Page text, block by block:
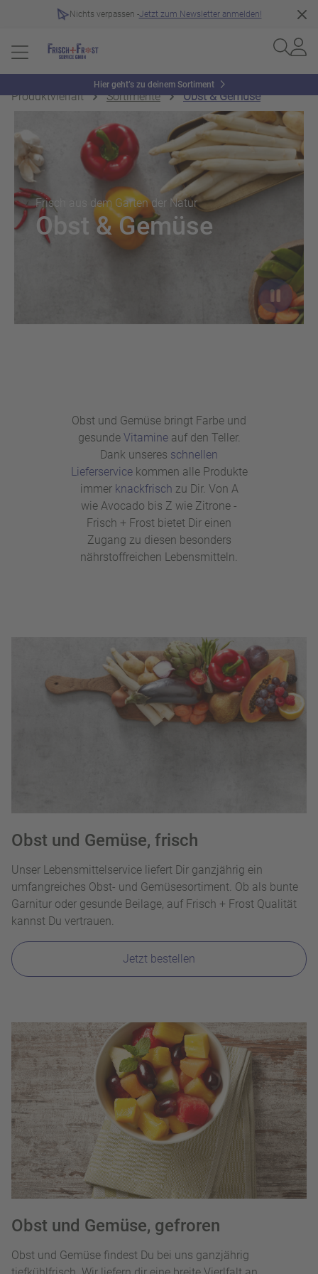
Nichts verpassen -Jetzt zum Newsletter anmelden!
Hier geht’s zu deinem Sortiment
Produktvielfalt Sortimente
Obst & Gemüse
Frisch aus dem Garten der Natur
Obst & Gemüse
Obst und Gemüse bringt Farbe und
gesunde Vitamineauf den Teller.
Dank unseres schnellen
Lieferservicekommen alle Produkte
immer knackfrisch zu Dir. Von A
wie Avocado bis Z wie Zitrone -
Frisch + Frost bietet Dir einen
Zugang zu diesen besonders
nährstoffreichen Lebensmitteln.
Obst und Gemüse, frisch
Unser Lebensmittelservice liefert Dir ganzjährig ein
umfangreiches Obst- und Gemüsesortiment. Ob als bunte
Garnitur oder gesunde Beilage, auf Frisch + Frost Qualität
kannst Du vertrauen.
Jetzt bestellen
Obst und Gemüse, gefroren
Obst und Gemüse findest Du bei uns ganzjährig